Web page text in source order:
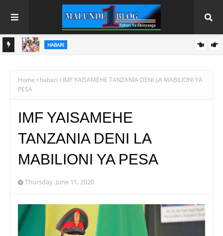
HABARI SHINYANGA
Home habari
IMF YAISAMEHE TANZANIA DENI LA MABILIONI YA
PESA
IMF YAISAMEHE
TANZANIA DENI LA
MABILIONI YA PESA
Thursday, June 11, 2020